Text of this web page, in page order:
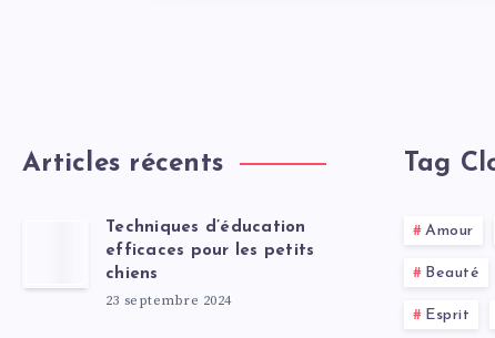
Articles récents
Techniques d’éducation
efficaces pour les petits
chiens
23 septembre 2024
Tag
Amour
Beauté
Esprit